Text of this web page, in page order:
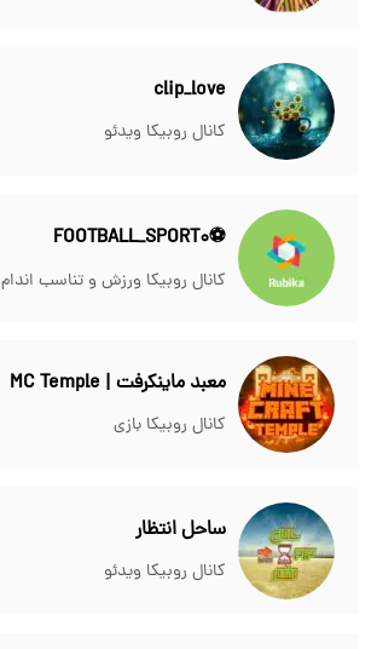
clip_love
کانال روبیکا ویدئو
⚽️FOOTBALL_SPORT0
کانال روبیکا ورزش و تناسب اندام
معبد ماینکرفت | MC Temple
کانال روبیکا بازی
ساحل انتظار
کانال روبیکا ویدئو